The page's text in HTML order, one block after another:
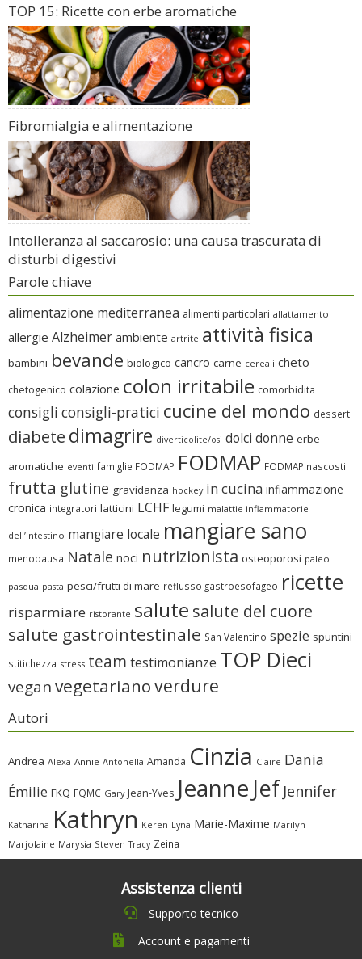
TOP 15: Ricette con erbe aromatiche
Fibromialgia e alimentazione
Intolleranza al saccarosio: una causa trascurata di
disturbi digestivi
Parole chiave
alimentazione mediterranea alimenti particolari allattamento
allergie Alzheimer ambiente artrite attività fisica
bambini bevande biologico cancro carne cereali cheto
chetogenico colazione colon irritabile comorbidita
consigli consigli-pratici cucine del mondo dessert
diabete dimagrire diverticolite/osi dolci donne erbe
aromatiche eventi famiglie FODMAP FODMAP FODMAP nascosti
frutta glutine gravidanza hockey in cucina infiammazione
cronica integratori latticini LCHF legumi malattie infiammatorie
dell’intestino mangiare locale mangiare sano
menopausa Natale noci nutrizionista osteoporosi paleo
pasqua pasta pesci/frutti di mare reflusso gastroesofageo ricette
risparmiare ristorante salute salute del cuore
salute gastrointestinale San Valentino spezie spuntini
stitichezza stress team testimonianze TOP Dieci
vegan vegetarianoverdure
Autori
Andrea Alexa Annie Antonella Amanda Cinzia Claire Dania
Émilie FKQ FQMC Gary Jean-Yves Jeanne Jef Jennifer
Katharina Kathryn Keren Lyna Marie-Maxime Marilyn
Marjolaine Marysia Steven Tracy Zeina
Assistenza clienti
Supporto tecnico
Account e pagamenti